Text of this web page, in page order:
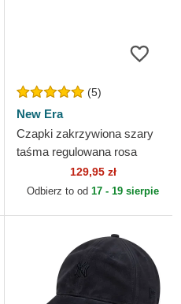
(5)
New Era
Czapki zakrzywiona szary
taśma regulowana rosa
9FORTY Tech Jersey New
York Yankees MLB New Era
129,95 zł
Odbierz to od 17 - 19 sierpie